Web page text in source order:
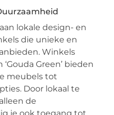
lokale design- en
die unieke en
Winkels
‘Gouda Green’ bieden
meubels tot
Door lokaal te
de